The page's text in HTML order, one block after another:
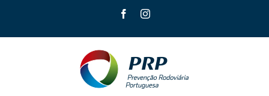
content
FacebookInstagram